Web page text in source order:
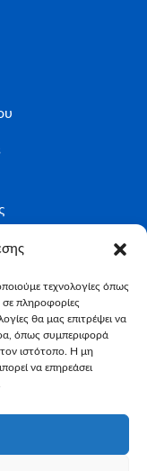
τεχνολογίες όπως
πληροφορίες
θα μας επιτρέψει να
όπως συμπεριφορά
ιστότοπο. Η μη
να επηρεάσει